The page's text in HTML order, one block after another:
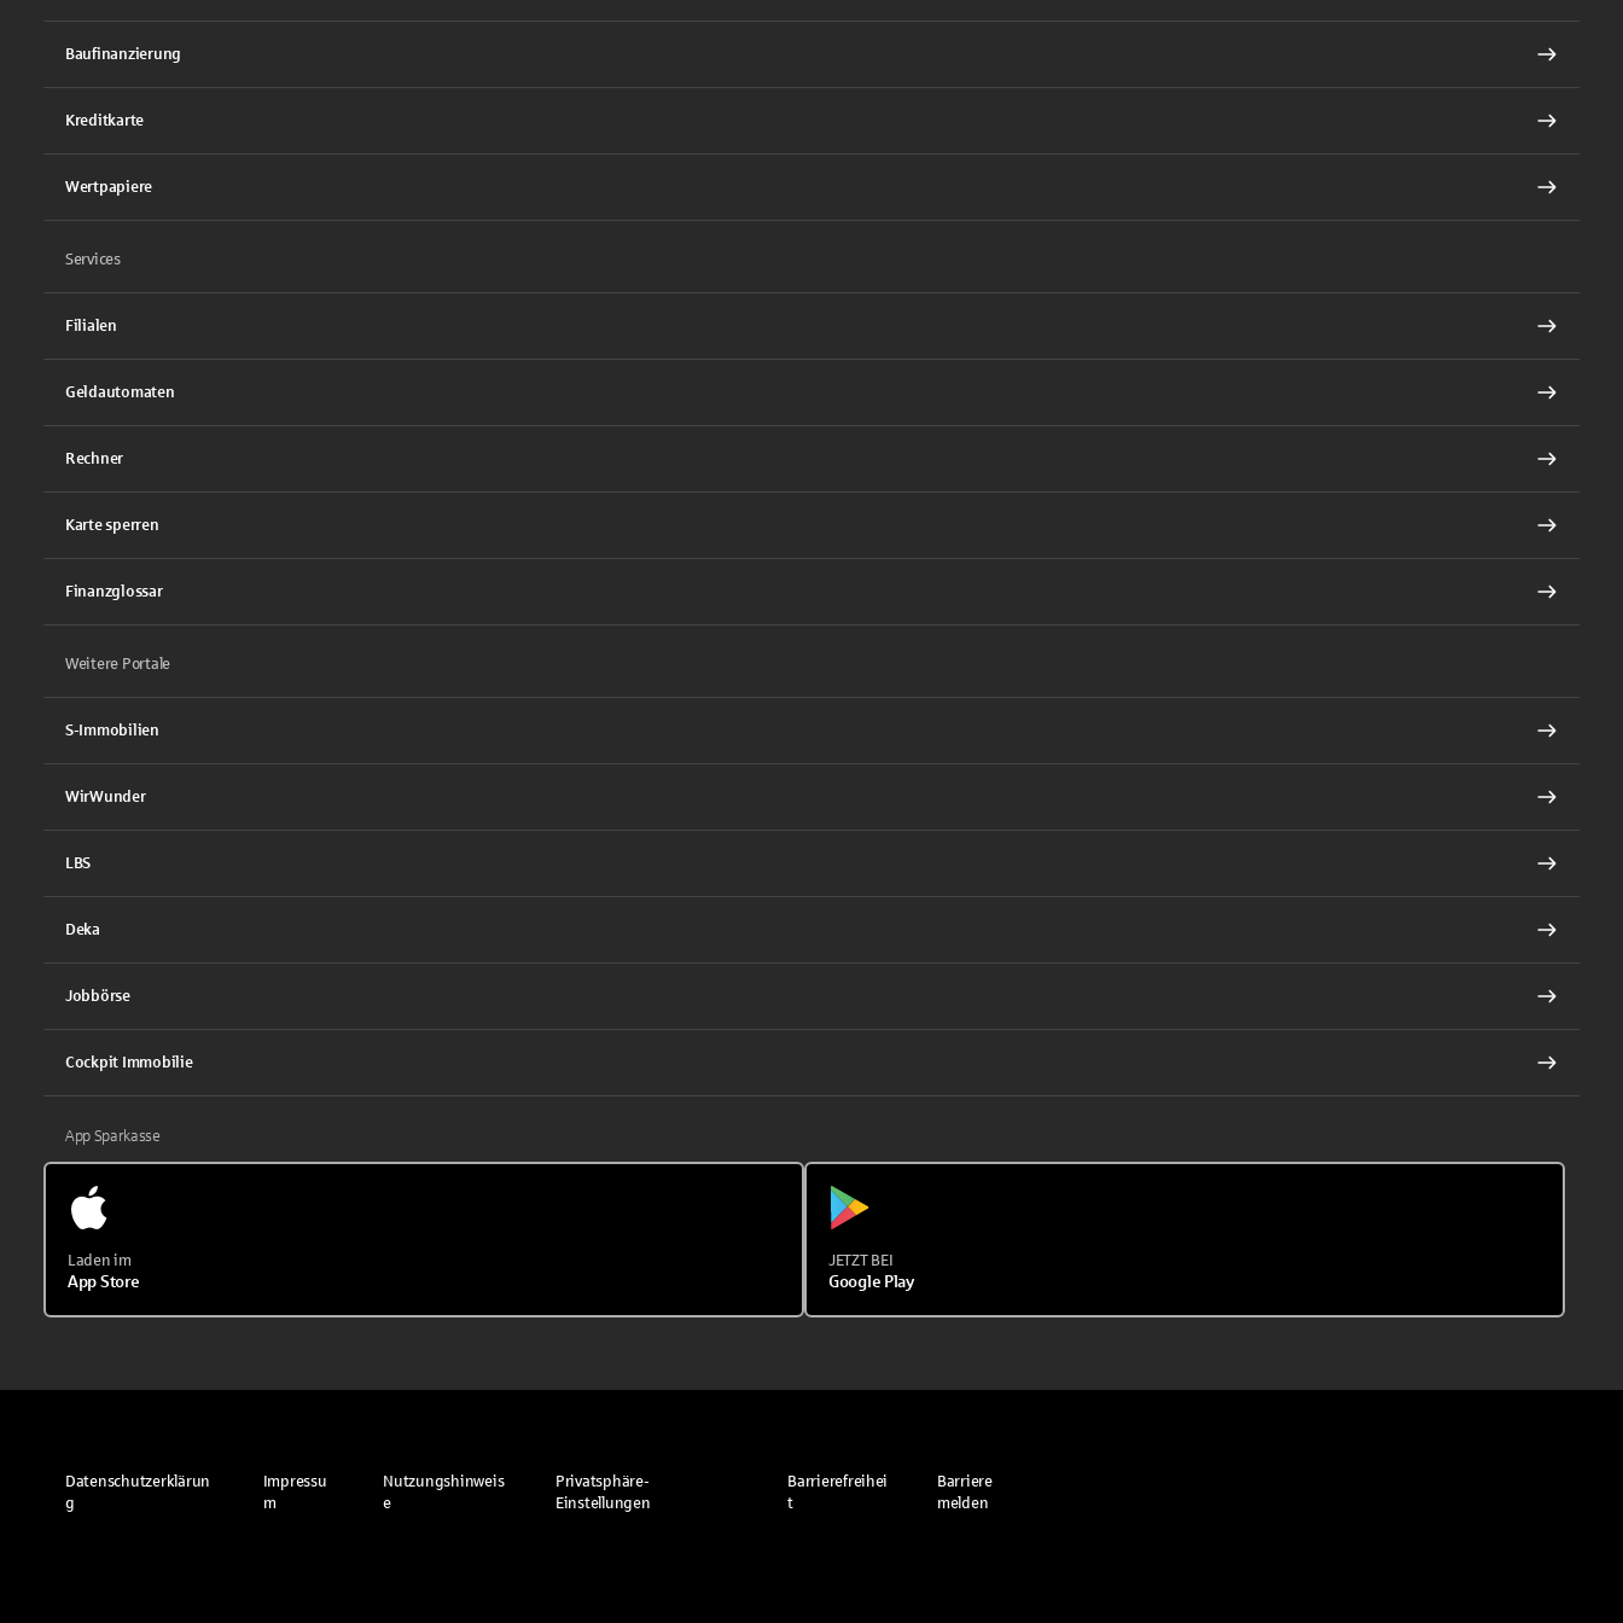
Baufinanzierung
Kreditkarte
Wertpapiere
Services
Filialen
Geldautomaten
Rechner
Karte sperren
Finanzglossar
Weitere Portale
S-Immobilien
WirWunder
LBS
Deka
Jobbörse
Cockpit Immobilie
App Sparkasse
Laden im
App Store
JETZT BEI
Google Play
Datenschutzerklärun
g
Impressu
m
Nutzungshinweis
e
Privatsphäre-
Einstellungen
Barrierefreihei
t
Barriere
melden